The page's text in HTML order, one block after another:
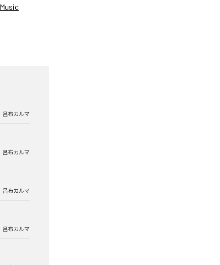
呂布カルマ
呂布カルマ
呂布カルマ
呂布カルマ